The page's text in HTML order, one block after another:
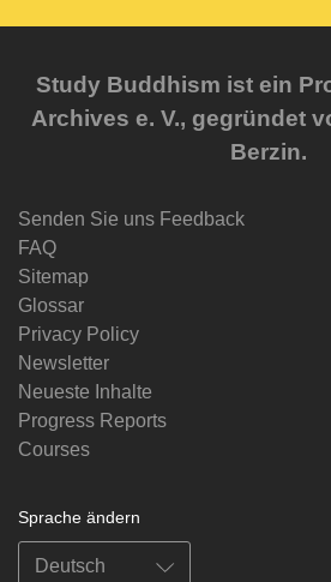
Study Buddhism ist ein
Archives e. V., gegründet
Berzin.
Senden Sie uns Feedback
FAQ
Sitemap
Glossar
Privacy Policy
Newsletter
Neueste Inhalte
Progress Reports
Courses
Sprache ändern